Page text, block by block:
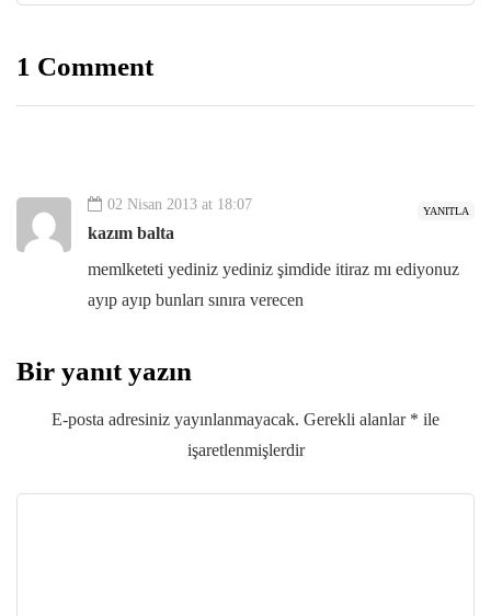
1 Comment
YANITLA
02 Nisan 2013 at 18:07
kazım balta
memlketeti yediniz yediniz şimdide itiraz mı ediyonuz
ayıp ayıp bunları sınıra verecen
Bir yanıt yazın
E-posta adresiniz yayınlanmayacak. Gerekli alanlar * ile
işaretlenmişlerdir